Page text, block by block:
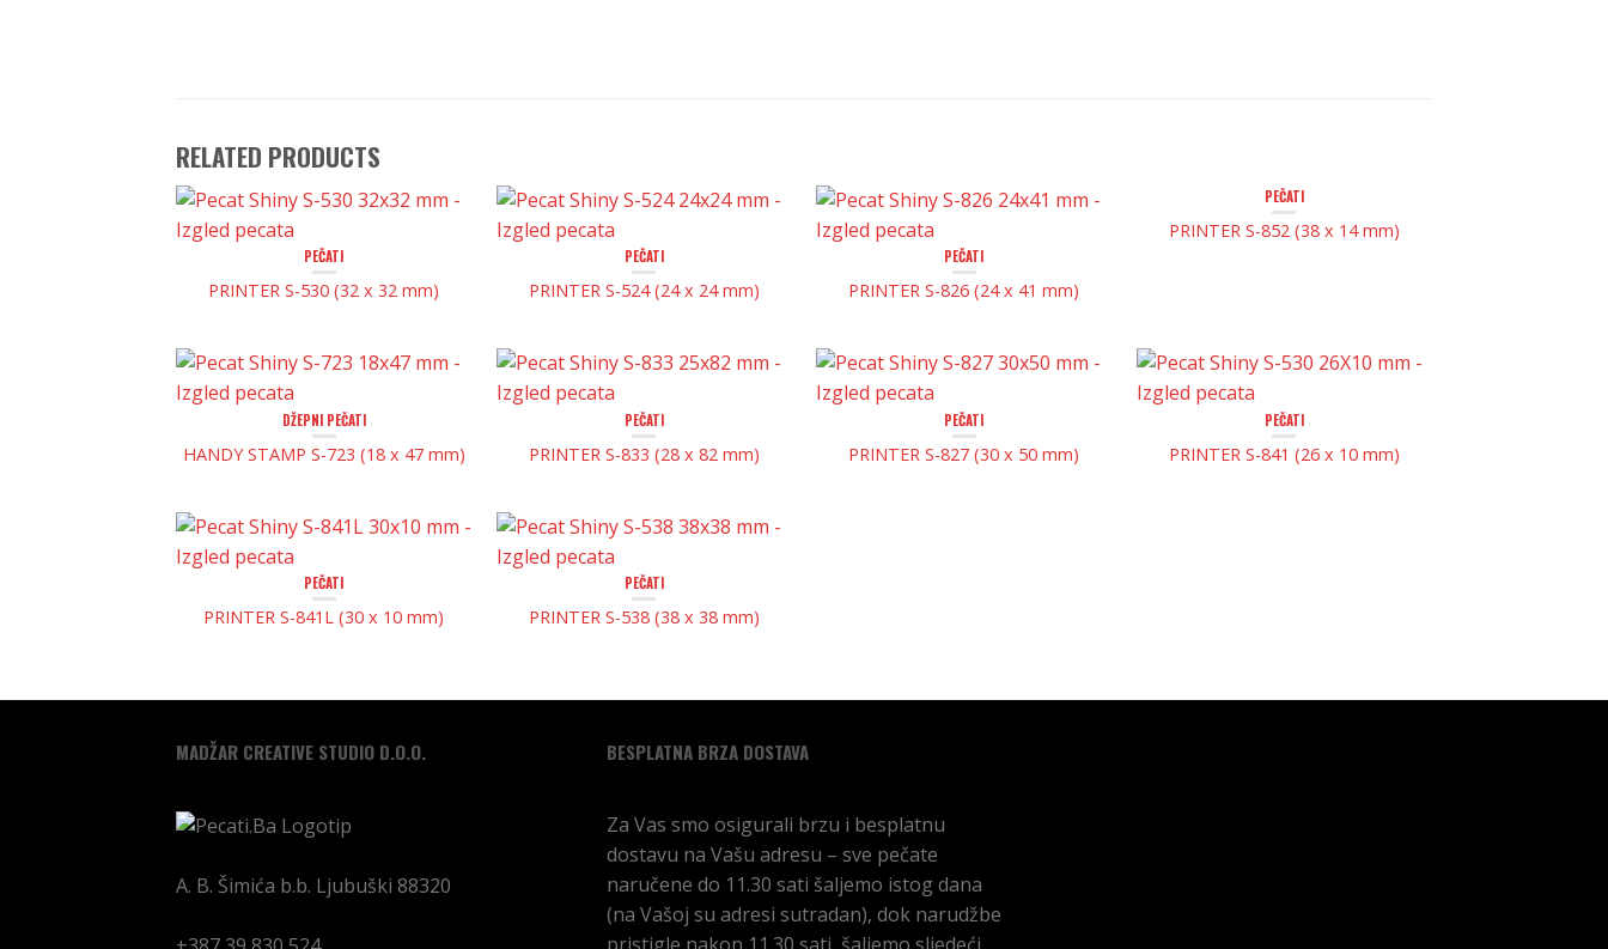
RELATED PRODUCTS
PEČATI
PRINTER S-530 (32 x 32 mm)
PEČATI
PRINTER S-524 (24 x 24 mm)
PEČATI
PRINTER S-826 (24 x 41 mm)
PEČATI
PRINTER S-852 (38 x 14 mm)
DŽEPNI PEČATI
HANDY STAMP S-723 (18 x 47 mm)
PEČATI
PRINTER S-833 (28 x 82 mm)
PEČATI
PRINTER S-827 (30 x 50 mm)
PEČATI
PRINTER S-841 (26 x 10 mm)
PEČATI
PRINTER S-841L (30 x 10 mm)
PEČATI
PRINTER S-538 (38 x 38 mm)
MADŽAR CREATIVE STUDIO D.O.O.
A. B. Šimića b.b. Ljubuški 88320
BESPLATNA BRZA DOSTAVA
Za Vas smo osigurali brzu i besplatnu
dostavu na Vašu adresu – sve pečate
naručene do 11.30 sati šaljemo istog dana
(na Vašoj su adresi sutradan), dok narudžbe